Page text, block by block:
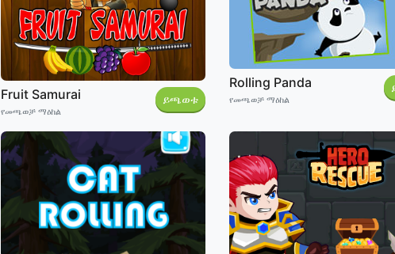
Fruit Samurai
የመጫወቻ ማዕከል
ይጫወቱ
Rolling Panda
የመጫወቻ ማዕከል